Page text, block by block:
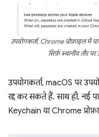
उपयोगकर्ता, Chrome प्रोफ़ाइल
सिर्फ़ स्थानीय तौर
उपयोगकर्ता, macOS पर
रद्द कर सकते हैं. साथ ही, नई
Keychain या Chrome